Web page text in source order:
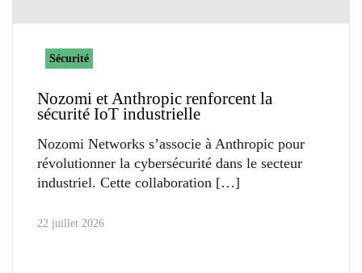
Sécurité
Nozomi et Anthropic renforcent la
sécurité IoT industrielle
Nozomi Networks s’associe à Anthropic pour
révolutionner la cybersécurité dans le secteur
industriel. Cette collaboration
22 juillet 2026